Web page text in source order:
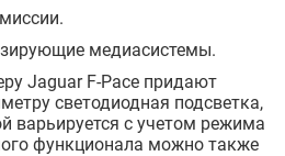
медиасистемы.
Jaguar F-Pace придают
светодиодная подсветка,
варьируется с учетом режима
функционала можно также